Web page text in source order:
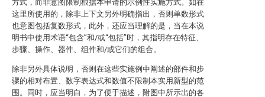
方式，而非意图限制根据本申请的示例性实施方式。如在
这里所使用的，除非上下文另外明确指出，否则单数形式
也意图包括复数形式，此外，还应当理解的是，当在本说
明书中使用术语“包含”和/或“包括”时，其指明存在特征、
步骤、操作、器件、组件和/或它们的组合。
除非另外具体说明，否则在这些实施例中阐述的部件和步
骤的相对布置、数字表达式和数值不限制本实用新型的范
围。同时，应当明白，为了便于描述，附图中所示出的各